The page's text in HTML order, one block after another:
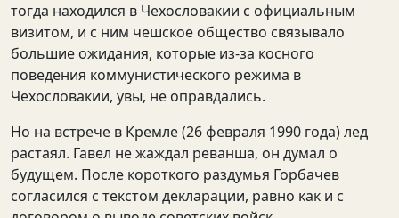
тогда находился в Чехословакии с официальным
визитом, и с ним чешское общество связывало
большие ожидания, которые из-за косного
поведения коммунистического режима в
Чехословакии, увы, не оправдались.
Но на встрече в Кремле (26 февраля 1990 года) лед
растаял. Гавел не жаждал реванша, он думал о
будущем. После короткого раздумья Горбачев
согласился с текстом декларации, равно как и с